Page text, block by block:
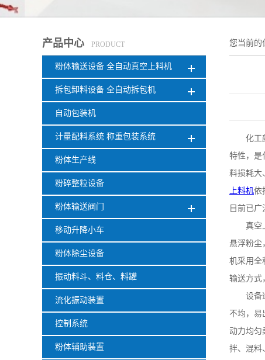
产品中心 PRODUCT
粉体输送设备 全自动真空上料机
拆包卸料设备 全自动拆包机
自动包装机
计量配料系统 称重包装系统
粉体生产线
粉碎整粒设备
粉体输送阀门
移动升降小车
粉体除尘设备
振动料斗、料仓、料罐
流化振动装置
控制系统
粉体辅助装置
您当前的
化工
特性，是
料损耗大
上料机依
目前已
真空
悬浮粉尘
机采用全
输送方式
设备
不均，易
动力均匀
拌、混料